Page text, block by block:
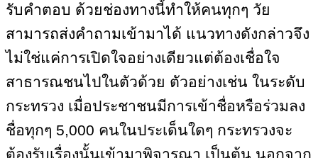
รับคำตอบ ด้วยช่องทางนี้ทำให้คนทุกๆ วัย
สามารถส่งคำถามเข้ามาได้ แนวทางดังกล่าวจึง
ไม่ใช่แค่การเปิดใจอย่างเดียวแต่ต้องเชื่อใจ
สาธารณชนไปในตัวด้วย ตัวอย่างเช่น ในระดับ
กระทรวง เมื่อประชาชนมีการเข้าชื่อหรือร่วมลง
ชื่อทุกๆ 5,000 คนในประเด็นใดๆ กระทรวงจะ
ต้องรับเรื่องนั้นเข้ามาพิจารณา เป็นต้น นอกจาก